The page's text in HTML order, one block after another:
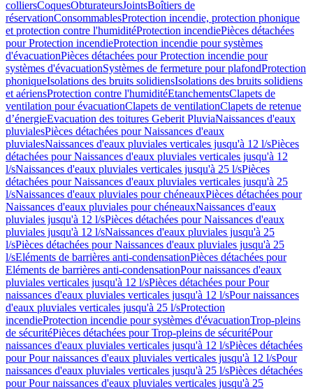
colliersCoquesObturateursJointsBoîtiers de
réservationConsommablesProtection incendie, protection phonique
et protection contre l'humiditéProtection incendiePièces détachées
pour Protection incendieProtection incendie pour systèmes
d'évacuationPièces détachées pour Protection incendie pour
systèmes d'évacuationSystèmes de fermeture pour plafondProtection
phoniqueIsolations des bruits solidiensIsolations des bruits solidiens
et aériensProtection contre l'humiditéEtanchementsClapets de
ventilation pour évacuationClapets de ventilationClapets de retenue
d’énergieEvacuation des toitures Geberit PluviaNaissances d'eaux
pluvialesPièces détachées pour Naissances d'eaux
pluvialesNaissances d'eaux pluviales verticales jusqu'à 12 l/sPièces
détachées pour Naissances d'eaux pluviales verticales jusqu'à 12
l/sNaissances d'eaux pluviales verticales jusqu'à 25 l/sPièces
détachées pour Naissances d'eaux pluviales verticales jusqu'à 25
l/sNaissances d'eaux pluviales pour chéneauxPièces détachées pour
Naissances d'eaux pluviales pour chéneauxNaissances d'eaux
pluviales jusqu'à 12 l/sPièces détachées pour Naissances d'eaux
pluviales jusqu'à 12 l/sNaissances d'eaux pluviales jusqu'à 25
l/sPièces détachées pour Naissances d'eaux pluviales jusqu'à 25
l/sEléments de barrières anti-condensationPièces détachées pour
Eléments de barrières anti-condensationPour naissances d'eaux
pluviales verticales jusqu'à 12 l/sPièces détachées pour Pour
naissances d'eaux pluviales verticales jusqu'à 12 l/sPour naissances
d'eaux pluviales verticales jusqu'à 25 l/sProtection
incendieProtection incendie pour systèmes d'évacuationTrop-pleins
de sécuritéPièces détachées pour Trop-pleins de sécuritéPour
naissances d'eaux pluviales verticales jusqu'à 12 l/sPièces détachées
pour Pour naissances d'eaux pluviales verticales jusqu'à 12 l/sPour
naissances d'eaux pluviales verticales jusqu'à 25 l/sPièces détachées
pour Pour naissances d'eaux pluviales verticales jusqu'à 25